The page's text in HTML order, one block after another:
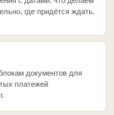
где придётся ждать.
документов для
платежей